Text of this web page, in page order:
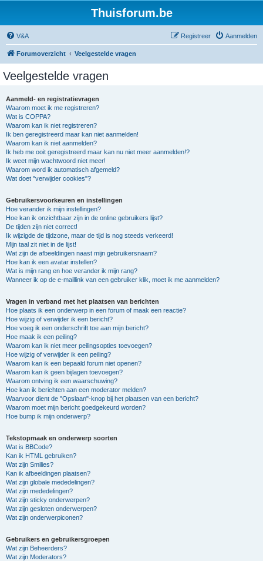
Thuisforum.be
V&A Aanmelden
Registreer
Forumoverzicht Veelgestelde vragen
Veelgestelde vragen
Aanmeld- en registratievragen
Waarom moet ik me registreren?
Wat is COPPA?
Waarom kan ik niet registreren?
Ik ben geregistreerd maar kan niet aanmelden!
Waarom kan ik niet aanmelden?
Ik heb me ooit geregistreerd maar kan nu niet meer aanmelden!?
Ik weet mijn wachtwoord niet meer!
Waarom word ik automatisch afgemeld?
Wat doet "verwijder cookies"?
Gebruikersvoorkeuren en instellingen
Hoe verander ik mijn instellingen?
Hoe kan ik onzichtbaar zijn in de online gebruikers lijst?
De tijden zijn niet correct!
Ik wijzigde de tijdzone, maar de tijd is nog steeds verkeerd!
Mijn taal zit niet in de lijst!
Wat zijn de afbeeldingen naast mijn gebruikersnaam?
Hoe kan ik een avatar instellen?
Wat is mijn rang en hoe verander ik mijn rang?
Wanneer ik op de e-maillink van een gebruiker klik, moet ik me aanmelden?
Vragen in verband met het plaatsen van berichten
Hoe plaats ik een onderwerp in een forum of maak een reactie?
Hoe wijzig of verwijder ik een bericht?
Hoe voeg ik een onderschrift toe aan mijn bericht?
Hoe maak ik een peiling?
Waarom kan ik niet meer peilingsopties toevoegen?
Hoe wijzig of verwijder ik een peiling?
Waarom kan ik een bepaald forum niet openen?
Waarom kan ik geen bijlagen toevoegen?
Waarom ontving ik een waarschuwing?
Hoe kan ik berichten aan een moderator melden?
Waarvoor dient de "Opslaan"-knop bij het plaatsen van een bericht?
Waarom moet mijn bericht goedgekeurd worden?
Hoe bump ik mijn onderwerp?
Tekstopmaak en onderwerp soorten
Wat is BBCode?
Kan ik HTML gebruiken?
Wat zijn Smilies?
Kan ik afbeeldingen plaatsen?
Wat zijn globale mededelingen?
Wat zijn mededelingen?
Wat zijn sticky onderwerpen?
Wat zijn gesloten onderwerpen?
Wat zijn onderwerpiconen?
Gebruikers en gebruikersgroepen
Wat zijn Beheerders?
Wat zijn Moderators?